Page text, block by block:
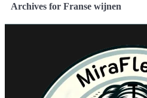
Archives for Franse wijnen